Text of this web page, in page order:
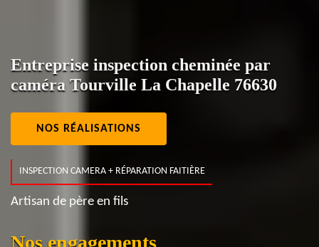
Entreprise inspection cheminée par
caméra Tourville La Chapelle 76630
NOS RÉALISATIONS
INSPECTION CAMERA + RÉPARATION FAITIÈRE
Artisan de père en fils
Nos engagements